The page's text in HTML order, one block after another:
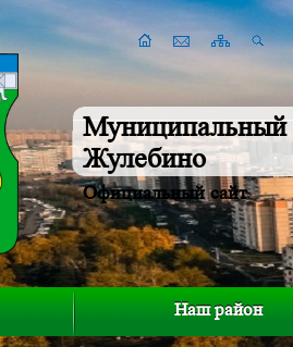
Муниципальный
Жулебино
Официальный сайт
Наш район